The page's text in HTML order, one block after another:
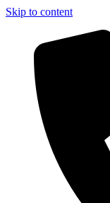
Skip to content